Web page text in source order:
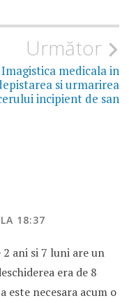
Următor
Imagistica medicala in
si urmarirea
incipient de san
18:37
2 ani si 7 luni are un
era de 8
este necesara acum o